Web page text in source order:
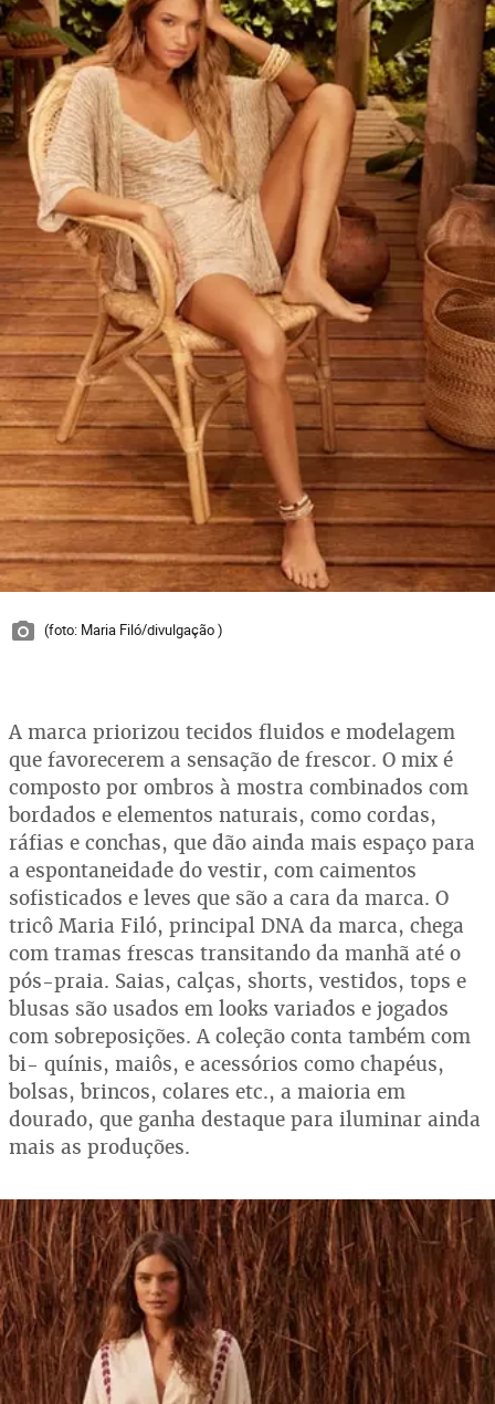
(foto: Maria Filó/divulgação )
A marca priorizou tecidos fluidos e modelagem
que favorecerem a sensação de frescor. O mix é
composto por ombros à mostra combinados com
bordados e elementos naturais, como cordas,
ráfias e conchas, que dão ainda mais espaço para
a espontaneidade do vestir, com caimentos
sofisticados e leves que são a cara da marca. O
tricô Maria Filó, principal DNA da marca, chega
com tramas frescas transitando da manhã até o
pós-praia. Saias, calças, shorts, vestidos, tops e
blusas são usados em looks variados e jogados
com sobreposições. A coleção conta também com
bi- quínis, maiôs, e acessórios como chapéus,
bolsas, brincos, colares etc., a maioria em
dourado, que ganha destaque para iluminar ainda
mais as produções.